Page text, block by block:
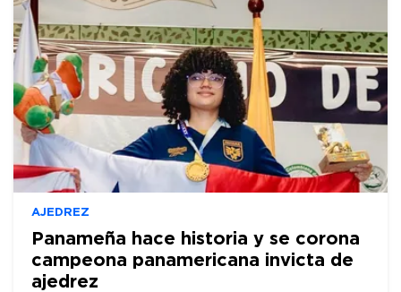
AJEDREZ
Panameña hace historia y se corona
campeona panamericana invicta de
ajedrez